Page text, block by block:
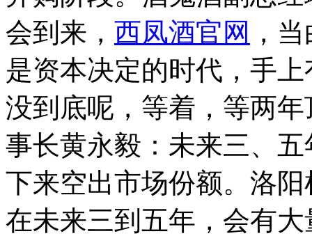
会到来， 西凤酒官网 ，
是资本决定的时代，手
没到底呢，等着，等两
事长黄永毅：未来三、
下来空出市场份额。洛
在未来三到五年，会有